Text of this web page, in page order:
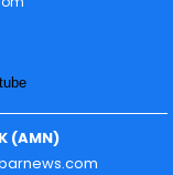
(AMN)